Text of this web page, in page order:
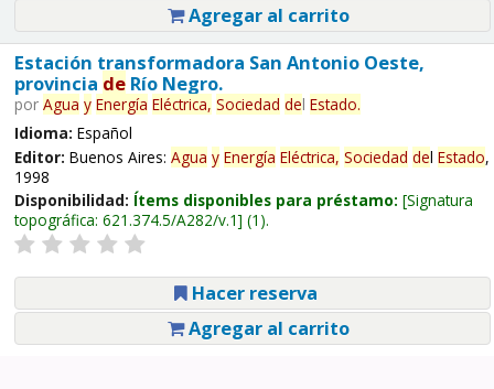
Agregar al carrito
Estación transformadora San Antonio Oeste,
provincia deRío Negro.
por Agua y Energía Eléctrica, Sociedad del Estado.
Idioma: Español
Editor: Buenos Aires: Agua y Energía Eléctrica, Sociedad del Estado,
1998
Disponibilidad: Ítems disponibles para préstamo: Signatura
topográfica: 621.374.5/A282/v.1 (1).
Hacer reserva
Agregar al carrito